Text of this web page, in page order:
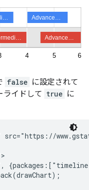
false に設定されて
ライドして true に